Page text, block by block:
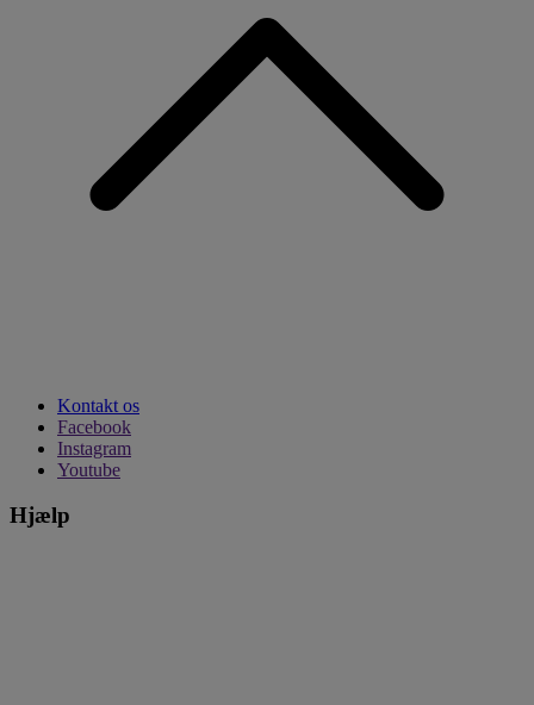
Kontakt os
Facebook
Instagram
Youtube
Hjælp